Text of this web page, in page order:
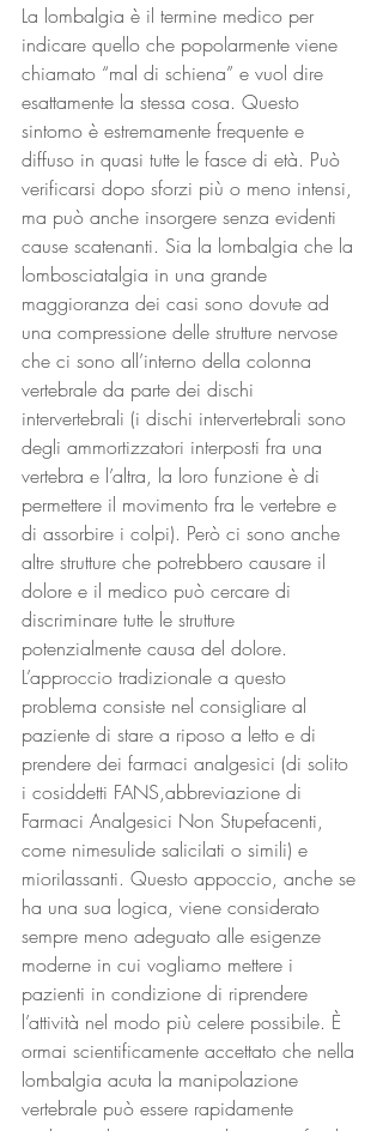
La lombalgia è il termine medico per
indicare quello che popolarmente viene
chiamato “mal di schiena” e vuol dire
esattamente la stessa cosa. Questo
sintomo è estremamente frequente e
diffuso in quasi tutte le fasce di età. Può
verificarsi dopo sforzi più o meno intensi,
ma può anche insorgere senza evidenti
cause scatenanti. Sia la lombalgia che la
lombosciatalgia in una grande
maggioranza dei casi sono dovute ad
una compressione delle strutture nervose
che ci sono all’interno della colonna
vertebrale da parte dei dischi
intervertebrali (i dischi intervertebrali sono
degli ammortizzatori interposti fra una
vertebra e l’altra, la loro funzione è di
permettere il movimento fra le vertebre e
di assorbire i colpi). Però ci sono anche
altre strutture che potrebbero causare il
dolore e il medico può cercare di
discriminare tutte le strutture
potenzialmente causa del dolore.
L’approccio tradizionale a questo
problema consiste nel consigliare al
paziente di stare a riposo a letto e di
prendere dei farmaci analgesici (di solito
i cosiddetti FANS,abbreviazione di
Farmaci Analgesici Non Stupefacenti,
come nimesulide salicilati o simili) e
miorilassanti. Questo appoccio, anche se
ha una sua logica, viene considerato
sempre meno adeguato alle esigenze
moderne in cui vogliamo mettere i
pazienti in condizione di riprendere
l’attività nel modo più celere possibile. È
ormai scientificamente accettato che nella
lombalgia acuta la manipolazione
vertebrale può essere rapidamente